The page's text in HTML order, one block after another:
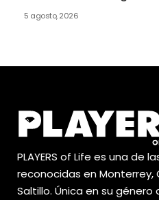
5 agosto, 2026
PLAYERS of Life es una de
reconocidas en Monterrey,
Saltillo. Única en su género